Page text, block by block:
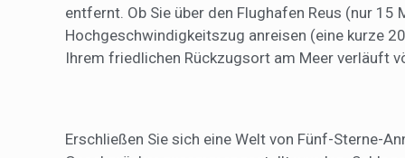
entfernt. Ob Sie über den Flughafen Reus (nur
Hochgeschwindigkeitszug anreisen (eine kurze
Ihrem friedlichen Rückzugsort am Meer verläuft
Erschließen Sie sich eine Welt von Fünf-Sterne-